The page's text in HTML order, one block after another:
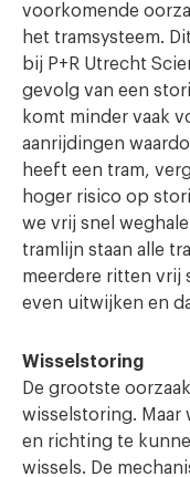
voorkomende
het tramsysteem.
bij P+R Utrecht
gevolg van een
komt minder vaak
aanrijdingen
heeft een tram,
hoger risico op
we vrij snel
tramlijn staan alle
meerdere ritten vrij
even uitwijken en
Wisselstoring
De grootste
wisselstoring. Maar
en richting te
wissels. De